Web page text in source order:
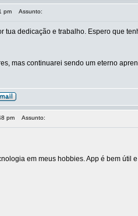
pm Assunto:
tua dedicação e trabalho. Espero que
mas continuarei sendo um eterno
pm Assunto:
em meus hobbies. App é bem útil